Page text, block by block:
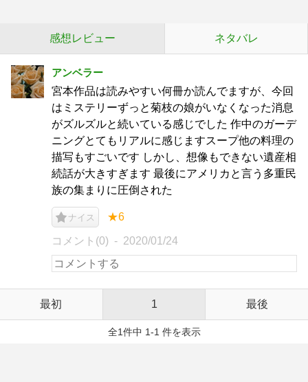
感想レビュー ネタバレ
アンベラー
宮本作品は読みやすい何冊か読んでますが、今回
はミステリーずっと菊枝の娘がいなくなった消息
がズルズルと続いている感じでした 作中のガーデ
ニングとてもリアルに感じますスープ他の料理の
描写もすごいです しかし、想像もできない遺産相
続話が大きすぎます 最後にアメリカと言う多重民
族の集まりに圧倒された
ナイス ★6
コメント(0) 2020/01/24
最初 1 最後
全1件中 1-1 件を表示